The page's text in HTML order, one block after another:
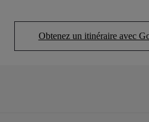
Obtenez un itinéraire avec
(Opens